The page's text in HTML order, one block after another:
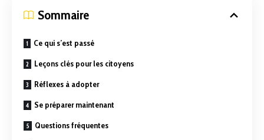
Sommaire
Ce qui s’est passé
Leçons clés pour les citoyens
Réflexes à adopter
Se préparer maintenant
Questions fréquentes